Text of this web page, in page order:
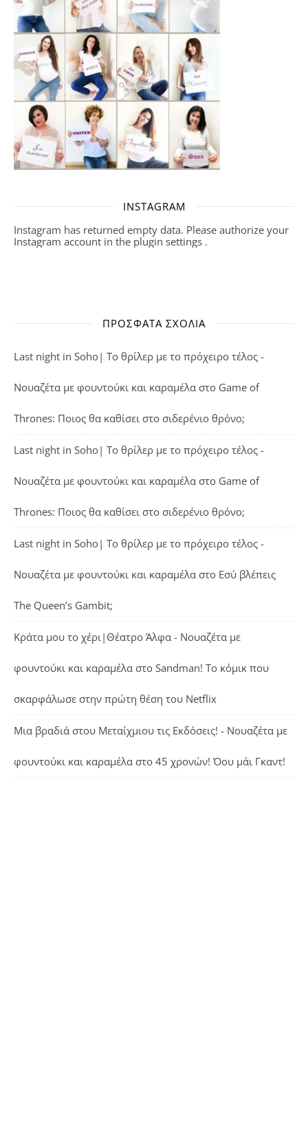
INSTAGRAM
Instagram has returned empty data. Please authorize your
Instagram account in the plugin settings .
ΠΡΌΣΦΑΤΑ ΣΧΌΛΙΑ
Last night in Soho| Το θρίλερ με το πρόχειρο τέλος -
Νουαζέτα με φουντούκι και καραμέλα στο Game of
Thrones: Ποιος θα καθίσει στο σιδερένιο θρόνο;
Last night in Soho| Το θρίλερ με το πρόχειρο τέλος -
Νουαζέτα με φουντούκι και καραμέλα στο Game of
Thrones: Ποιος θα καθίσει στο σιδερένιο θρόνο;
Last night in Soho| Το θρίλερ με το πρόχειρο τέλος -
Νουαζέτα με φουντούκι και καραμέλα στο Εσύ βλέπεις
The Queen’s Gambit;
Κράτα μου το χέρι|Θέατρο Άλφα - Νουαζέτα με
φουντούκι και καραμέλα στο Sandman! Το κόμικ που
σκαρφάλωσε στην πρώτη θέση του Netflix
Μια βραδιά στου Μεταίχμιου τις Εκδόσεις! - Νουαζέτα με
φουντούκι και καραμέλα στο 45 χρονών! Όου μάι Γκαντ!